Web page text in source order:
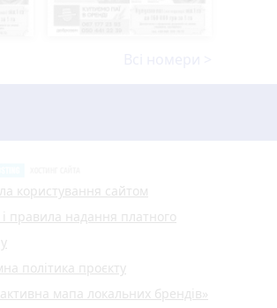
користування сайтом
правила надання платного
політика проєкту
мапа локальних брендів»